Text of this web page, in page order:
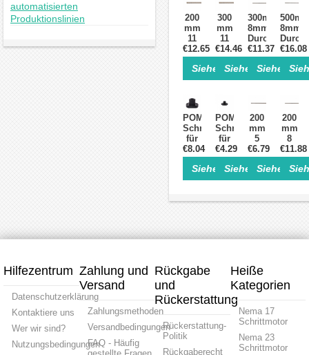
automatisierten
Produktionslinien
200
mm
11
mm
Durchmesser
2
mm
Trapezgewindespindel
€12.65
Siehe Einzelheiten>
300
mm
11
mm
Durchmesser
2
mm
€14.46
Siehe
300mm
8mm
Durchmesser
8mm
Steigung
für
Schrittmotor
€11.37
Siehe
8mm
8mm
für
€16.08
POM-
Schraubmutter
für
Tr11x2-
Gewindestange
für
Linearer
€8.04
Siehe Einzelheiten>
POM-
Schraubmutter
für
Tr5x2-
Gewindestange
für
Schrittmotor
€4.29
Siehe
200
mm
5
mm
Durchmesser
2
mm
€6.79
Siehe
200
mm
8
mm
8
mm
€11.88
Hilfezentrum
Datenschutzerklärung
Kontaktiere uns
Wer wir sind?
Nutzungsbedingungen
Zahlung und
Versand
Zahlungsmethoden
Versandbedingungen
FAQ - Häufig
Rückgabe
und
Rückerstattung
Rückerstattung-
Politik
Rückgaberecht
Heiße
Kategorien
Nema 17
Schrittmotor
Nema 23
Schrittmotor